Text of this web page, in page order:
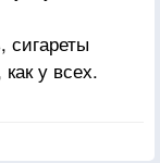
согрели,
вопреки".
у всех.
в «рассветы»